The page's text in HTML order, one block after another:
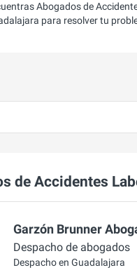
Abogados de
para resolver tu
de Accidentes
Garzón Brunner
Despacho de abogados
Despacho en Guadalajara